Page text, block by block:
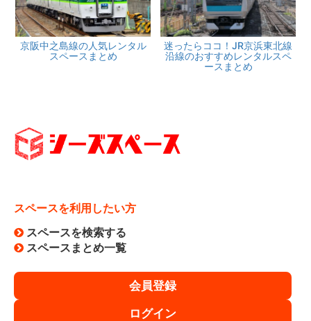
京阪中之島線の人気レンタル
スペースまとめ
迷ったらココ！JR京浜東北線
沿線のおすすめレンタルスペ
ースまとめ
スペースを利用したい方
スペースを検索する
スペースまとめ一覧
会員登録
ログイン